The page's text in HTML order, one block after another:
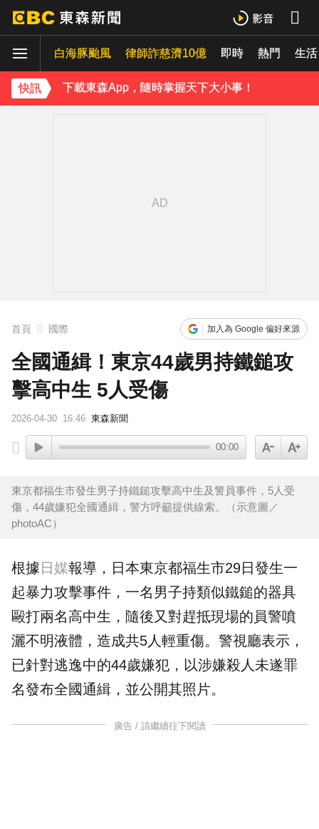
白海豚颱風 律師詐慈濟10億 即時 熱門 生活
快訊
《理財達人秀》X 安聯投信免費講座報名中！搶先卡位 2027
下載東森App，隨時掌握天下大小事！
首頁 國際 加入為 Google 偏好來源
全國通緝！東京44歲男持鐵鎚攻
擊高中生 5人受傷
2026-04-30 16:46 東森新聞
00:00
東京都福生市發生男子持鐵鎚攻擊高中生及警員事件，5人受
傷，44歲嫌犯全國通緝，警方呼籲提供線索。（示意圖／
photoAC）
根據 日媒報導，日本東京都福生市29日發生一
起暴力攻擊事件，一名男子持類似鐵鎚的器具
毆打兩名高中生，隨後又對趕抵現場的員警噴
灑不明液體，造成共5人輕重傷。警視廳表示，
已針對逃逸中的44歲嫌犯，以涉嫌殺人未遂罪
名發布全國通緝，並公開其照片。
廣告 / 請繼續往下閱讀